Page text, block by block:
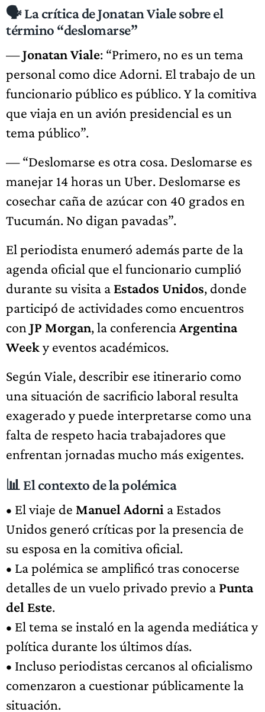
🗣️ La crítica de Jonatan Viale sobre el
término “deslomarse”
—Jonatan Viale: “Primero, no es un tema
personal como dice Adorni. El trabajo de un
funcionario público es público. Y la comitiva
que viaja en un avión presidencial es un
tema público”.
— “Deslomarse es otra cosa. Deslomarse es
manejar 14 horas un Uber. Deslomarse es
cosechar caña de azúcar con 40 grados en
Tucumán. No digan pavadas”.
El periodista enumeró además parte de la
agenda oficial que el funcionario cumplió
durante su visita a Estados Unidos, donde
participó de actividades como encuentros
con JP Morgan, la conferenciaArgentina
Weeky eventos académicos.
Según Viale, describir ese itinerario como
una situación de sacrificio laboral resulta
exagerado y puede interpretarse como una
falta de respeto hacia trabajadores que
enfrentan jornadas mucho más exigentes.
📊 El contexto de la polémica
• El viaje de Manuel Adorni a Estados
Unidos generó críticas por la presencia de
su esposa en la comitiva oficial.
• La polémica se amplificó tras conocerse
detalles de un vuelo privado previo a Punta
del Este.
• El tema se instaló en la agenda mediática y
política durante los últimos días.
• Incluso periodistas cercanos al oficialismo
comenzaron a cuestionar públicamente la
situación.